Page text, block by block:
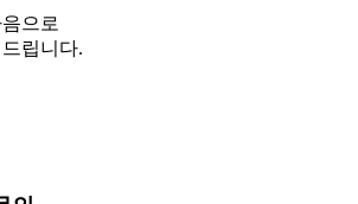
으로
립니다.